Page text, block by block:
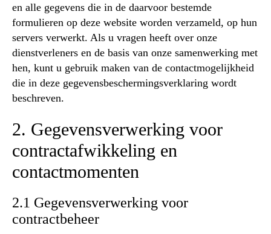
en alle gegevens die in de daarvoor bestemde
formulieren op deze website worden verzameld, op hun
servers verwerkt. Als u vragen heeft over onze
dienstverleners en de basis van onze samenwerking met
hen, kunt u gebruik maken van de contactmogelijkheid
die in deze gegevensbeschermingsverklaring wordt
beschreven.
2. Gegevensverwerking voor
contractafwikkeling en
contactmomenten
2.1 Gegevensverwerking voor
contractbeheer